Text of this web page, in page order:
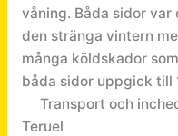
våning. Båda sidor
den stränga vintern
många köldskador
båda sidor uppgick till
Transport och
Teruel